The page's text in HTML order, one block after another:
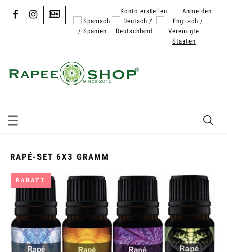
Konto erstellen Anmelden
RAPÉ-SET 6X3 GRAMM
RABATT